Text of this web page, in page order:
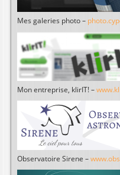
Mes galeries photo –
Mon entreprise, klirIT! –
Observatoire Sirene –